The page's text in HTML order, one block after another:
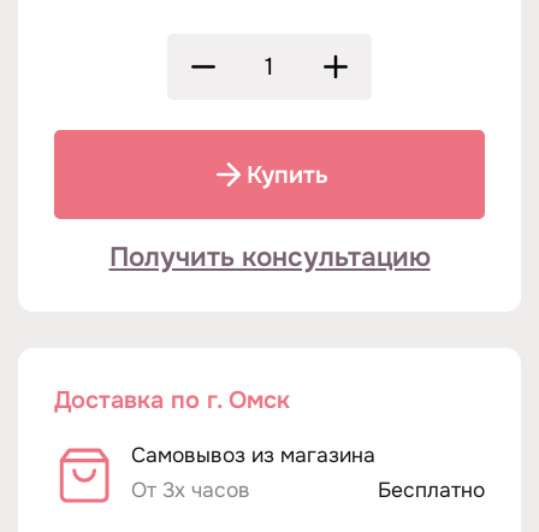
Доставка по г. Омск
Самовывоз из магазина
От 3х часов
Бесплатно
Купить
Получить консультацию